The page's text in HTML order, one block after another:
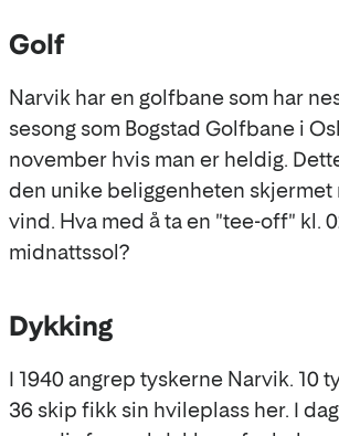
Golf
Narvik har en golfbane som har
sesong som Bogstad Golfbane i
november hvis man er heldig.
den unike beliggenheten
vind. Hva med å ta en "tee-off" kl.
midnattssol?
Dykking
I 1940 angrep tyskerne Narvik. 10
36 skip fikk sin hvileplass her. I